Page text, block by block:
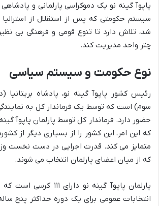
پاپوآ گینه نو یک دموکراسی پارلمانی و
شد، تلاش دارد تا تنوع قومی و فرهنگی بی
چتر واحد مدیریت کند.
نوع حکومت و سیستم سیاسی
رئیس کشور پاپوآ گینه نو، پادشاه بریتانیا
سوم) است که توسط یک فرماندار کل به
حضور دارد. فرماندار کل توسط پارلمان پاپوآ
که این امر، این کشور را از بسیاری دیگر از
متمایز می کند. قدرت اجرایی در دست نخست
که از میان اعضای پارلمان انتخاب می شوند.
پارلمان پاپوآ گینه نو
انتخابات عمومی برای یک دوره حداکثر پنج